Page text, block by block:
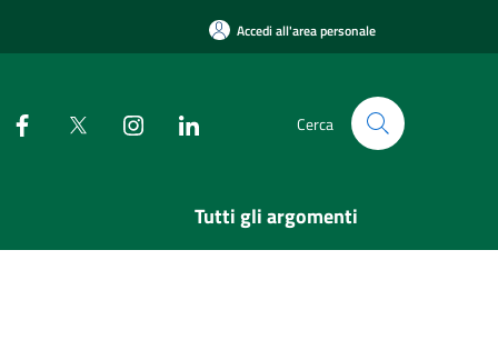
Accedi all'area personale
Cerca
Tutti gli argomenti